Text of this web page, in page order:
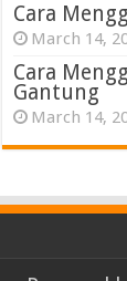
Cara
March 14,
Cara
Gantung
March 14,